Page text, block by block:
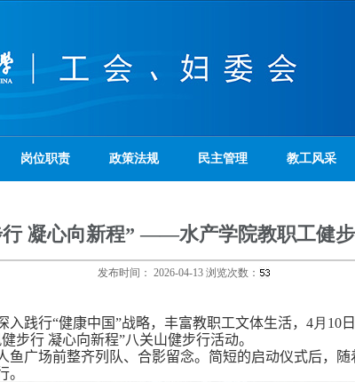
岗位职责 政策法规 民主管理 教工风采
行 凝心向新程” ——水产学院教职工健
发布时间： 2026-04-13 浏览次数：
入践行“健康中国”战略，丰富教职工文体生活， 4月 10
步行 凝心向新程”八关山健步行活动。
鱼广场前整齐列队、合影留念。简短的启动仪式后，
。